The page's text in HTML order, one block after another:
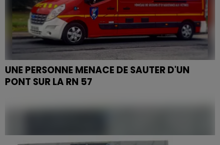
UNE PERSONNE MENACE DE SAUTER D'UN
PONT SUR LA RN 57
circulation entre Charmes et Gripport, après avoir